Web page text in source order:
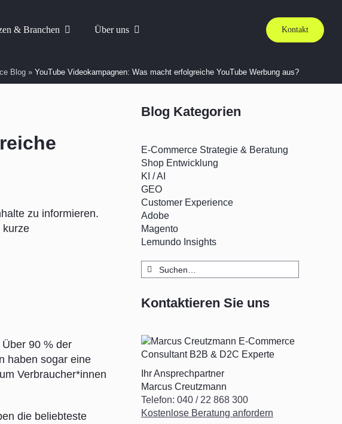
& Branchen Über uns Kontakt
Blog » YouTube Videokampagnen: Was macht erfolgreiche YouTube Werbung aus?
zu informieren.
kurze
90 % der
haben sogar eine
Verbraucher*innen
die beliebteste
Blog Kategorien
E-Commerce Strategie & Beratung
Shop Entwicklung
KI / AI
GEO
Customer Experience
Adobe
Magento
Lemundo Insights
Suche
nach:
Kontaktieren Sie uns
Ihr Ansprechpartner
Marcus Creutzmann
Telefon: 040 / 22 868 300
Kostenlose Beratung anfordern